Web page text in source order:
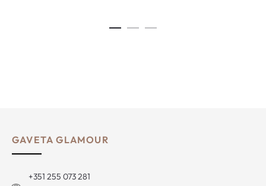
GAVETA GLAMOUR
+351 255 073 281